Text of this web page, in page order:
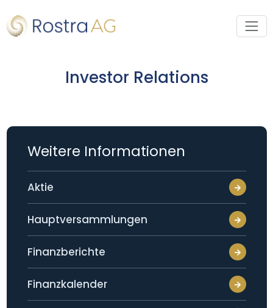
Investor Relations
Weitere Informationen
Aktie
Hauptversammlungen
Finanzberichte
Finanzkalender